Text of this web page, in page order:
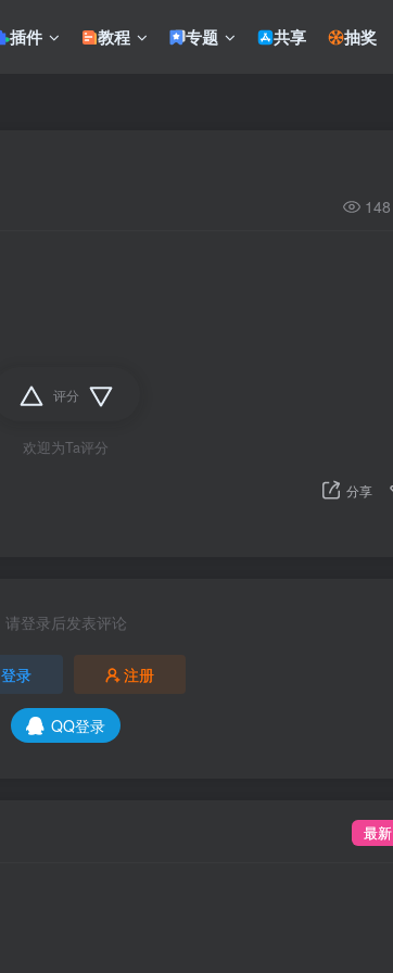
插件 教程 专题 共享 抽奖
148
评分
欢迎为Ta评分
分享
请登录后发表评论
登录 注册
QQ登录
最新